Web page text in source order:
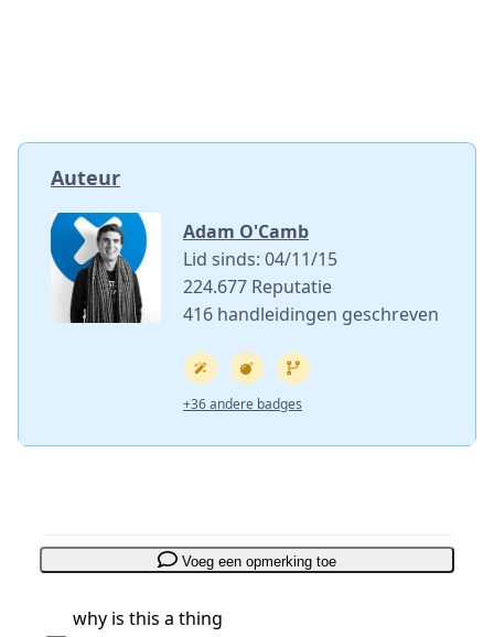
Auteur
Adam O'Camb
Lid sinds: 04/11/15
224.677 Reputatie
416 handleidingen geschreven
+36 andere badges
Voeg een opmerking toe
why is this a thing